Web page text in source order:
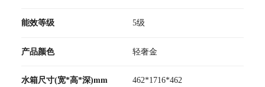
能效等级 5级
产品颜色 轻奢金
水箱尺寸(宽*高*深)mm 462*1716*462